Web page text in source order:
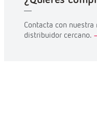
Contacta con
distribuidor cercano.